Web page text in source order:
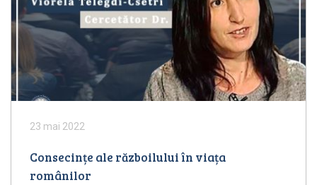
23 mai 2022
Consecințe ale războilului în viața
românilor